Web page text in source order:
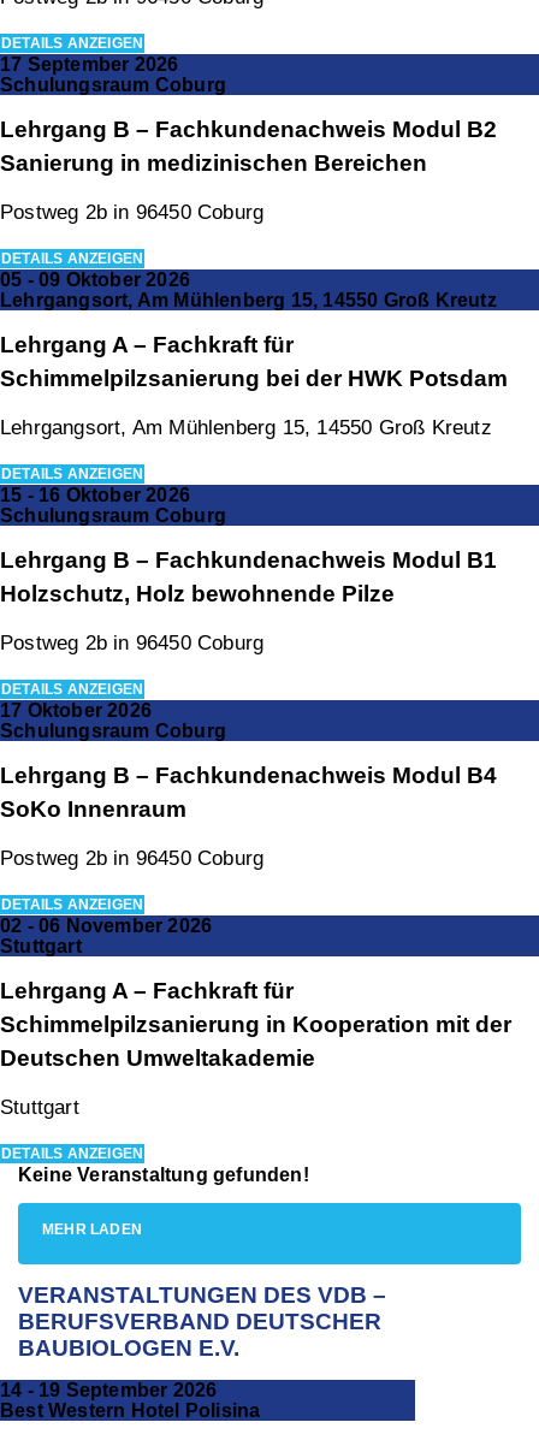
DETAILS ANZEIGEN
17 September 2026
Schulungsraum Coburg
Lehrgang B – Fachkundenachweis Modul B2
Sanierung in medizinischen Bereichen
Postweg 2b in 96450 Coburg
DETAILS ANZEIGEN
05 - 09 Oktober 2026
Lehrgangsort, Am Mühlenberg 15, 14550 Groß Kreutz
Lehrgang A – Fachkraft für
Schimmelpilzsanierung bei der HWK Potsdam
Lehrgangsort, Am Mühlenberg 15, 14550 Groß Kreutz
DETAILS ANZEIGEN
15 - 16 Oktober 2026
Schulungsraum Coburg
Lehrgang B – Fachkundenachweis Modul B1
Holzschutz, Holz bewohnende Pilze
Postweg 2b in 96450 Coburg
DETAILS ANZEIGEN
17 Oktober 2026
Schulungsraum Coburg
Lehrgang B – Fachkundenachweis Modul B4
SoKo Innenraum
Postweg 2b in 96450 Coburg
DETAILS ANZEIGEN
02 - 06 November 2026
Stuttgart
Lehrgang A – Fachkraft für
Schimmelpilzsanierung in Kooperation mit der
Deutschen Umweltakademie
Stuttgart
DETAILS ANZEIGEN
Keine Veranstaltung gefunden!
MEHR LADEN
VERANSTALTUNGEN DES VDB –
BERUFSVERBAND DEUTSCHER
BAUBIOLOGEN E.V.
14 - 19 September 2026
Best Western Hotel Polisina